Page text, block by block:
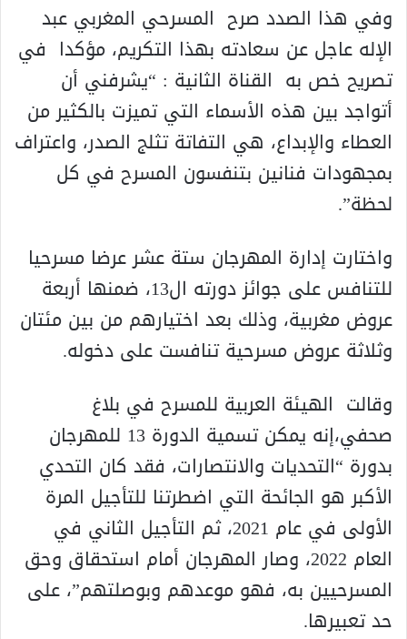
وفي هذا الصدد صرح المسرحي المغربي عبد
الإله عاجل عن سعادته بهذا التكريم، مؤكدا في
تصريح خص به القناة الثانية : “يشرفني أن
أتواجد بين هذه الأسماء التي تميزت بالكثير من
العطاء والإبداع، هي التفاتة تثلج الصدر، واعتراف
بمجهودات فنانين بتنفسون المسرح في كل
لحظة”.
واختارت إدارة المهرجان ستة عشر عرضا مسرحيا
للتنافس على جوائز دورته ال13، ضمنها أربعة
عروض مغربية، وذلك بعد اختيارهم من بين مئتان
وثلاثة عروض مسرحية تنافست على دخوله.
وقالت الهيئة العربية للمسرح في بلاغ
صحفي،إنه يمكن تسمية الدورة 13 للمهرجان
بدورة “التحديات والانتصارات، فقد كان التحدي
الأكبر هو الجائحة التي اضطرتنا للتأجيل المرة
الأولى في عام 2021، ثم التأجيل الثاني في
العام 2022، وصار المهرجان أمام استحقاق وحق
المسرحيين به، فهو موعدهم وبوصلتهم”، على
حد تعبيرها.